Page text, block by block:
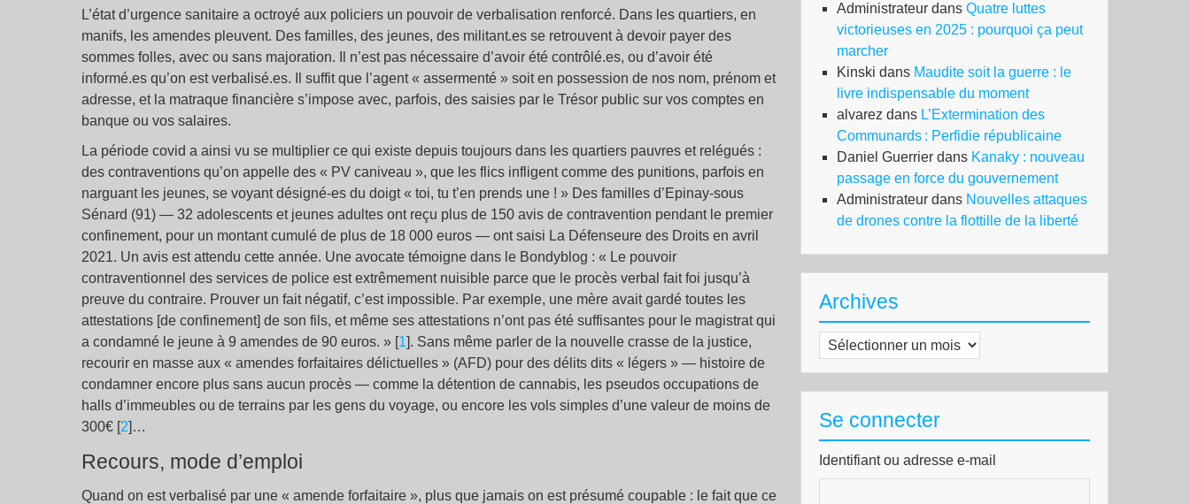
L’état d’urgence sanitaire a octroyé aux policiers un pouvoir de verbalisation renforcé. Dans les quartiers, en
manifs, les amendes pleuvent. Des familles, des jeunes, des militant.es se retrouvent à devoir payer des
sommes folles, avec ou sans majoration. Il n’est pas nécessaire d’avoir été contrôlé.es, ou d’avoir été
informé.es qu’on est verbalisé.es. Il suffit que l’agent « assermenté » soit en possession de nos nom, prénom et
adresse, et la matraque financière s’impose avec, parfois, des saisies par le Trésor public sur vos comptes en
banque ou vos salaires.
La période covid a ainsi vu se multiplier ce qui existe depuis toujours dans les quartiers pauvres et relégués :
des contraventions qu’on appelle des « PV caniveau », que les flics infligent comme des punitions, parfois en
narguant les jeunes, se voyant désigné-es du doigt « toi, tu t’en prends une ! » Des familles d’Epinay-sous
Sénard (91) — 32 adolescents et jeunes adultes ont reçu plus de 150 avis de contravention pendant le premier
confinement, pour un montant cumulé de plus de 18 000 euros — ont saisi La Défenseure des Droits en avril
2021. Un avis est attendu cette année. Une avocate témoigne dans le Bondyblog : « Le pouvoir
contraventionnel des services de police est extrêmement nuisible parce que le procès verbal fait foi jusqu’à
preuve du contraire. Prouver un fait négatif, c’est impossible. Par exemple, une mère avait gardé toutes les
attestations [de confinement] de son fils, et même ses attestations n’ont pas été suffisantes pour le magistrat qui
a condamné le jeune à 9 amendes de 90 euros. » [1]. Sans même parler de la nouvelle crasse de la justice,
recourir en masse aux « amendes forfaitaires délictuelles » (AFD) pour des délits dits « légers » — histoire de
condamner encore plus sans aucun procès — comme la détention de cannabis, les pseudos occupations de
halls d’immeubles ou de terrains par les gens du voyage, ou encore les vols simples d’une valeur de moins de
300€ [2]…
Recours, mode d’emploi
Quand on est verbalisé par une « amende forfaitaire », plus que jamais on est présumé coupable : le fait que ce
Administrateur dans Quatre luttes
victorieuses en 2025 : pourquoi ça peut
marcher
Kinski dans Maudite soit la guerre : le
livre indispensable du moment
alvarez dans L’Extermination des
Communards : Perfidie républicaine
Daniel Guerrier dans Kanaky : nouveau
passage en force du gouvernement
Administrateur dans Nouvelles attaques
de drones contre la flottille de la liberté
Archives
Archives
Se connecter
Identifiant ou adresse e-mail